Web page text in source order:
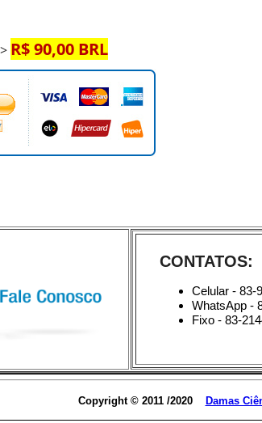
R$ 90,00 BRL
Copyright © 2011 /2020 Damas